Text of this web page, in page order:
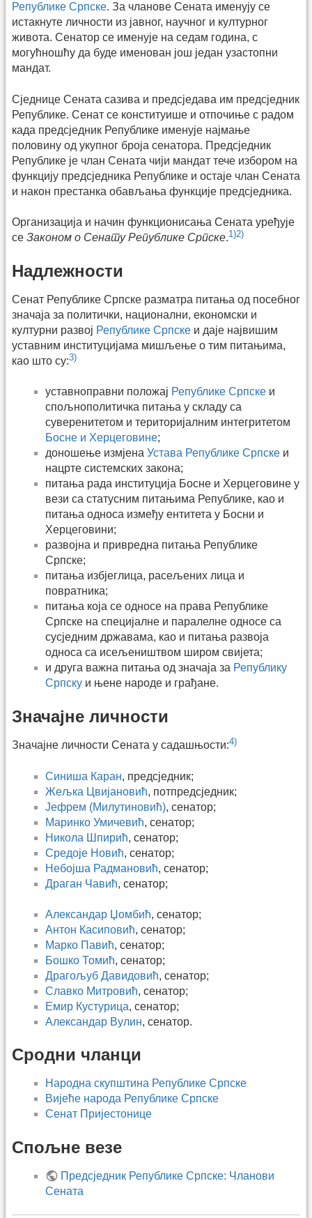
Републике Српске. За чланове Сената именују се
истакнуте личности из јавног, научног и културног
живота. Сенатор се именује на седам година, с
могућношћу да буде именован још један узастопни
мандат.
Сједнице Сената сазива и предсједава им предсједник
Републике. Сенат се конституише и отпочиње с радом
када предсједник Републике именује најмање
половину од укупног броја сенатора. Предсједник
Републике је члан Сената чији мандат тече избором на
функцију предсједника Републике и остаје члан Сената
и након престанка обављања функције предсједника.
Организација и начин функционисања Сената уређује
се Законом о Сенату Републике Српске.1)2)
Надлежности
Сенат Републике Српске разматра питања од посебног
значаја за политички, национални, економски и
културни развој Републике Српске и даје највишим
уставним институцијама мишљење о тим питањима,
као што су:3)
уставноправни положај Републике Српске и
спољнополитичка питања у складу са
суверенитетом и територијалним интегритетом
Босне и Херцеговине;
доношење измјена Устава Републике Српске и
нацрте системских закона;
питања рада институција Босне и Херцеговине у
вези са статусним питањима Републике, као и
питања односа између ентитета у Босни и
Херцеговини;
развојна и привредна питања Републике
Српске;
питања избјеглица, расељених лица и
повратника;
питања која се односе на права Републике
Српске на специјалне и паралелне односе са
сусједним државама, као и питања развоја
односа са исељеништвом широм свијета;
и друга важна питања од значаја за Републику
Српску и њене народе и грађане.
Значајне личности
Значајне личности Сената у садашњости:4)
Синиша Каран, предсједник;
Жељка Цвијановић, потпредсједник;
Јефрем (Милутиновић), сенатор;
Маринко Умичевић, сенатор;
Никола Шпирић, сенатор;
Средоје Новић, сенатор;
Небојша Радмановић, сенатор;
Драган Чавић, сенатор;
Александар Џомбић, сенатор;
Антон Касиповић, сенатор;
Марко Павић, сенатор;
Бошко Томић, сенатор;
Драгољуб Давидовић, сенатор;
Славко Митровић, сенатор;
Емир Кустурица, сенатор;
Александар Вулин, сенатор.
Сродни чланци
Народна скупштина Републике Српске
Вијеће народа Републике Српске
Сенат Пријестонице
Спољне везе
Предсједник Републике Српске: Чланови
Сената